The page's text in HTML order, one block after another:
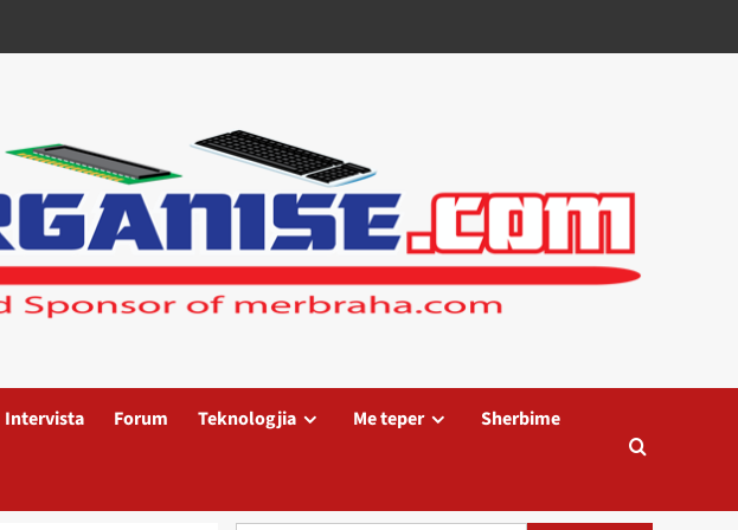
Intervista Forum Teknologjia Me teper Sherbime